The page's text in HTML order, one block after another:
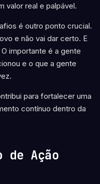
valor real e palpável.
é outro ponto crucial.
e não vai dar certo. E
importante é a gente
e o que a gente
para fortalecer uma
contínuo dentro da
de Ação